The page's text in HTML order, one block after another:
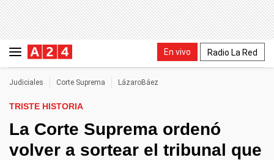
En vivo Radio La Red
Judiciales Corte Suprema LázaroBáez
TRISTE HISTORIA
La Corte Suprema ordenó
volver a sortear el tribunal que